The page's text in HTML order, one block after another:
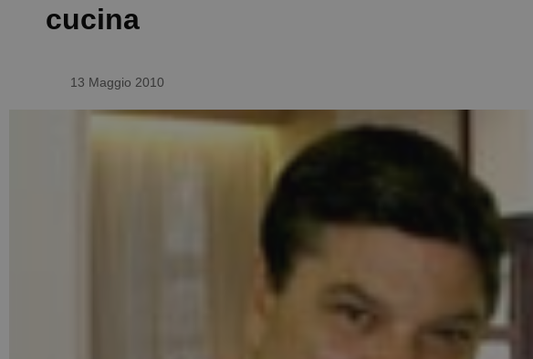
cucina
13 Maggio 2010